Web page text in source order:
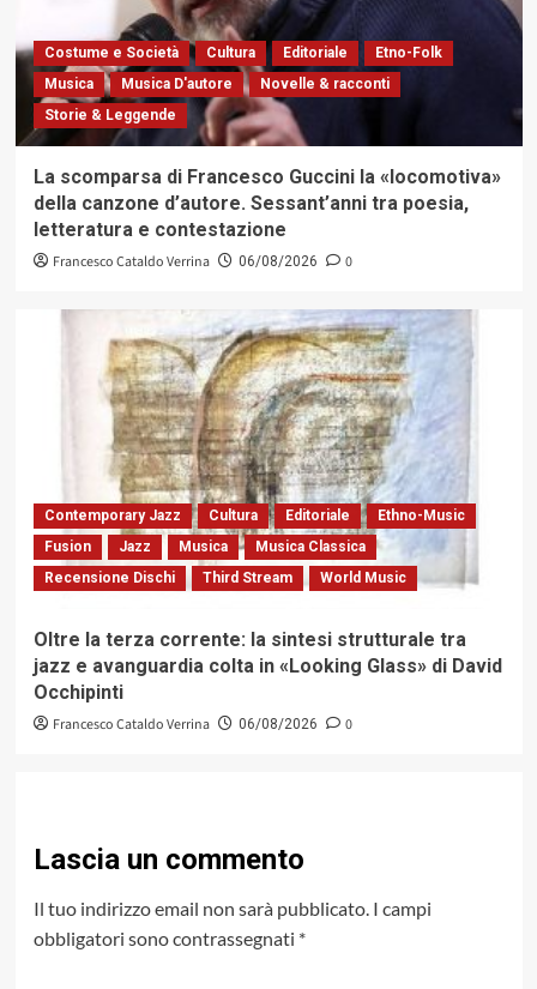
Costume e Società Cultura Editoriale
Etno-Folk
Musica
Musica D'autore
Novelle & racconti
Storie & Leggende
La scomparsa di Francesco Guccini la «locomotiva»
della canzone d’autore. Sessant’anni tra poesia,
letteratura e contestazione
Francesco Cataldo Verrina 06/08/2026 0
Contemporary Jazz Cultura Editoriale
Ethno-Music
Fusion
Jazz Musica
Musica Classica
Recensione Dischi
Third Stream World Music
Oltre la terza corrente: la sintesi strutturale tra
jazz e avanguardia colta in «Looking Glass» di David
Occhipinti
Francesco Cataldo Verrina 06/08/2026 0
Lascia un commento
Il tuo indirizzo email non sarà pubblicato. I campi
obbligatori sono contrassegnati *